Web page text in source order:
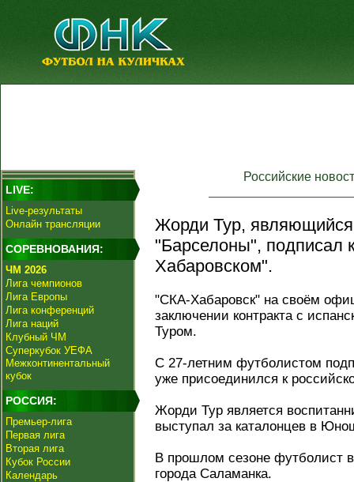
LIVE:
Live-результаты
Онлайн трансляции
СОРЕВНОВАНИЯ:
ЧМ 2026
Лига чемпионов
Лига Европы
Лига конференций
Лига наций
Клубный ЧМ
Суперкубок УЕФА
Межконтинентальный
кубок
РОССИЯ:
Премьер-лига
Первая лига
Вторая лига
Кубок России
Календарь
Российские
Жорди Тур, являющийся
"Барселоны", подписал
Хабаровском".
"СКА‑Хабаровск" на своём
заключении контракта с
Туром.
С 27‑летним футболистом
уже присоединился к
Жорди Тур является
выступал за каталонцев в
В прошлом сезоне футболист
города Саламанка.